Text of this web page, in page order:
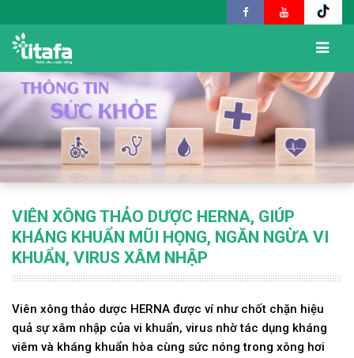
VIÊN XÔNG THẢO DƯỢC HERNA, GIÚP
KHÁNG KHUẨN MŨI HỌNG, NGĂN NGỪA VI
KHUẨN, VIRUS XÂM NHẬP
Viên xông thảo dược HERNA được ví như chốt chặn hiệu
quả sự xâm nhập của vi khuẩn, virus nhờ tác dụng kháng
viêm và kháng khuẩn hòa cùng sức nóng trong xông hơi